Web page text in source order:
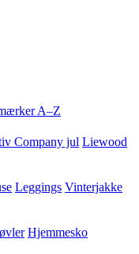
A–Z
Company jul Liewood
Leggings Vinterjakke
Hjemmesko